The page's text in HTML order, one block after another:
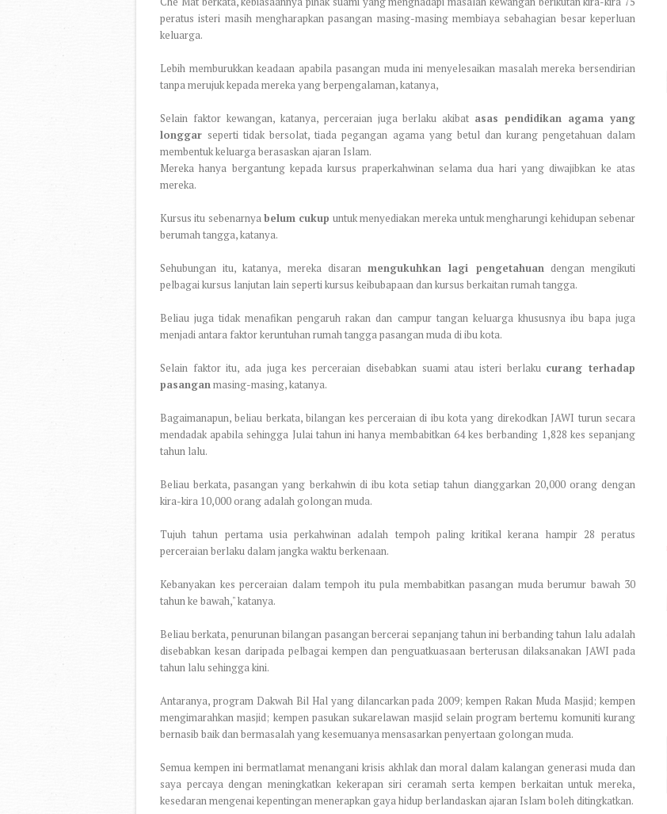
peratus isteri masih mengharapkan pasangan masing-masing membiaya sebahagian besar keperluan
keluarga.
Lebih memburukkan keadaan apabila pasangan muda ini menyelesaikan masalah mereka bersendirian
tanpa merujuk kepada mereka yang berpengalaman, katanya,
Selain faktor kewangan, katanya, perceraian juga berlaku akibat asas pendidikan agama yang
longgar seperti tidak bersolat, tiada pegangan agama yang betul dan kurang pengetahuan dalam
membentuk keluarga berasaskan ajaran Islam.
Mereka hanya bergantung kepada kursus praperkahwinan selama dua hari yang diwajibkan ke atas
mereka.
Kursus itu sebenarnyabelum cukup untuk menyediakan mereka untuk mengharungi kehidupan sebenar
berumah tangga, katanya.
Sehubungan itu, katanya, mereka disaranmengukuhkan lagi pengetahuandengan mengikuti
pelbagai kursus lanjutan lain seperti kursus keibubapaan dan kursus berkaitan rumah tangga.
Beliau juga tidak menafikan pengaruh rakan dan campur tangan keluarga khususnya ibu bapa juga
menjadi antara faktor keruntuhan rumah tangga pasangan muda di ibu kota.
Selain faktor itu, ada juga kes perceraian disebabkan suami atau isteri berlaku curang terhadap
pasanganmasing-masing, katanya.
Bagaimanapun, beliau berkata, bilangan kes perceraian di ibu kota yang direkodkan JAWI turun secara
mendadak apabila sehingga Julai tahun ini hanya membabitkan 64 kes berbanding 1,828 kes sepanjang
tahun lalu.
Beliau berkata, pasangan yang berkahwin di ibu kota setiap tahun dianggarkan 20,000 orang dengan
kira-kira 10,000 orang adalah golongan muda.
Tujuh tahun pertama usia perkahwinan adalah tempoh paling kritikal kerana hampir 28 peratus
perceraian berlaku dalam jangka waktu berkenaan.
Kebanyakan kes perceraian dalam tempoh itu pula membabitkan pasangan muda berumur bawah 30
tahun ke bawah," katanya.
Beliau berkata, penurunan bilangan pasangan bercerai sepanjang tahun ini berbanding tahun lalu adalah
disebabkan kesan daripada pelbagai kempen dan penguatkuasaan berterusan dilaksanakan JAWI pada
tahun lalu sehingga kini.
Antaranya, program Dakwah Bil Hal yang dilancarkan pada 2009; kempen Rakan Muda Masjid; kempen
mengimarahkan masjid; kempen pasukan sukarelawan masjid selain program bertemu komuniti kurang
bernasib baik dan bermasalah yang kesemuanya mensasarkan penyertaan golongan muda.
Semua kempen ini bermatlamat menangani krisis akhlak dan moral dalam kalangan generasi muda dan
saya percaya dengan meningkatkan kekerapan siri ceramah serta kempen berkaitan untuk mereka,
kesedaran mengenai kepentingan menerapkan gaya hidup berlandaskan ajaran Islam boleh ditingkatkan.